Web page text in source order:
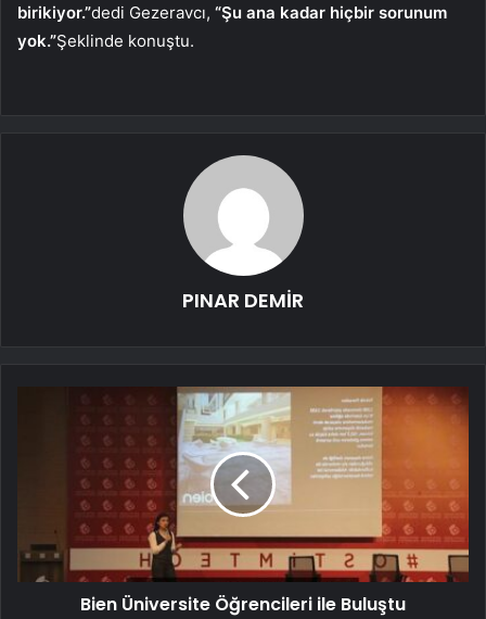
birikiyor.”dedi Gezeravcı, “Şu ana kadar hiçbir sorunum
yok.”Şeklinde konuştu.
PINAR DEMİR
Bien Üniversite Öğrencileri ile Buluştu